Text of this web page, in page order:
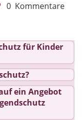
0 Kommentare
für Kinder
ein Angebot